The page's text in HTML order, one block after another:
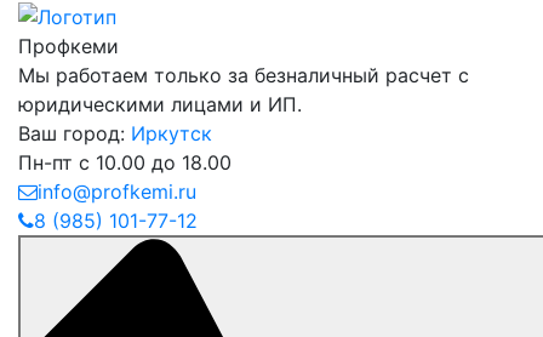
Профкеми
Мы работаем только за безналичный расчет с
юридическими лицами и ИП.
Ваш город: Иркутск
Пн-пт с 10.00 до 18.00
info@profkemi.ru
8 (985) 101-77-12